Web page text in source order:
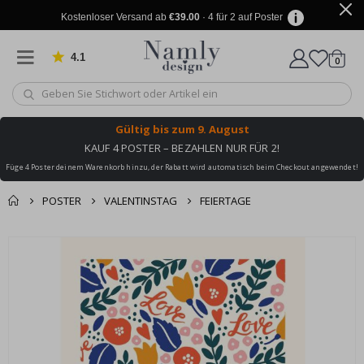
Kostenloser Versand ab €39.00· 4 für 2 auf Poster
4.1 von 1025 Bewertungen
Wagen
0
Gültig bis zum 9. August
KAUF 4 POSTER – BEZAHLEN NUR FÜR 2!
Füge 4 Poster deinem Warenkorb hinzu, der Rabatt wird automatisch beim Checkout angewendet!
POSTER VALENTINSTAG FEIERTAGE
darunter leiden ✔